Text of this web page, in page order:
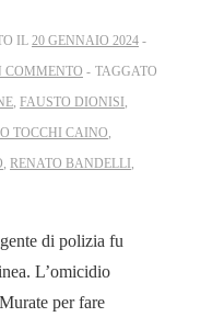
IL 20 GENNAIO 2024
COMMENTO
TAGGATO
, FAUSTO DIONISI ,
TOCCHI CAINO,
, RENATO BANDELLI ,
di polizia fu
L’omicidio
per fare